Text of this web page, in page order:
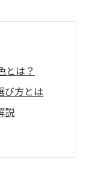
とは？
び方とは
説
び